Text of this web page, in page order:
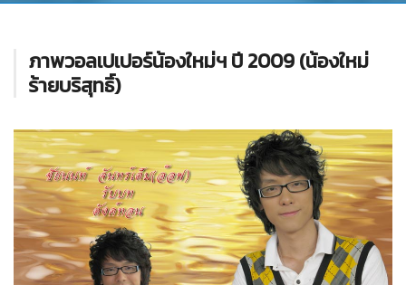
ภาพวอลเปเปอร์น้องใหม่ฯ ปี 2009 (น้องใหม่
ร้ายบริสุทธิ์)